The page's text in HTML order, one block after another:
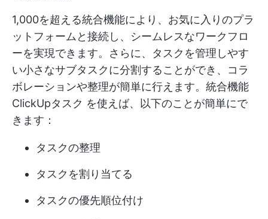
1,000を超える統合機能により、お気に入りのプラ
ットフォームと接続し、シームレスなワークフロ
ーを実現できます。さらに、タスクを管理しやす
い小さなサブタスクに分割することができ、コラ
ボレーションや整理が簡単に行えます。統合機能
ClickUpタスク を使えば、以下のことが簡単にで
きます：
タスクの整理
タスクを割り当てる
タスクの優先順位付け